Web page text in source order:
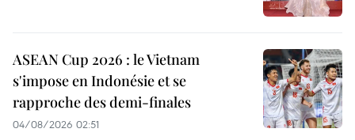
ASEAN Cup 2026 : le Vietnam
s'impose en Indonésie et se
rapproche des demi-finales
04/08/2026 02:51